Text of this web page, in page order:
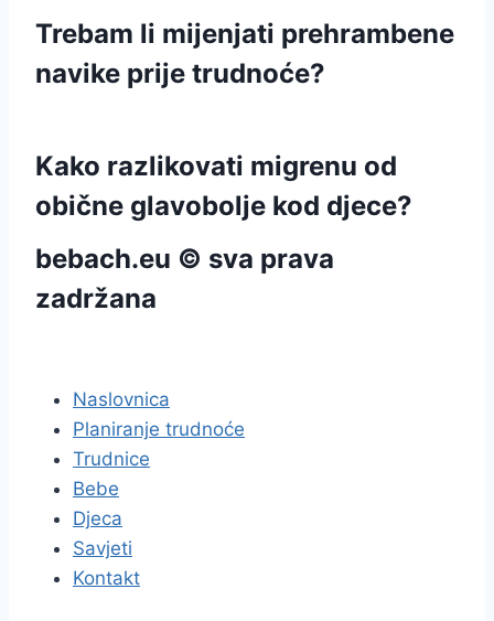
Trebam li mijenjati prehrambene
navike prije trudnoće?
Kako razlikovati migrenu od
obične glavobolje kod djece?
bebach.eu © sva prava
zadržana
Naslovnica
Planiranje trudnoće
Trudnice
Bebe
Djeca
Savjeti
Kontakt